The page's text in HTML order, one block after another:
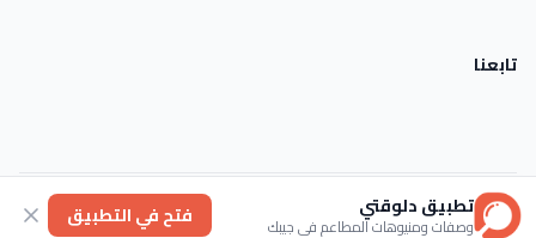
تابعنا
خصوصية عنا
© 2026 Dlwaqty. جميع الحقوق محفوظة.
تطبيق دلوقتي
وصفات ومنيوهات المطاعم في جيبك فتح في التطبيق